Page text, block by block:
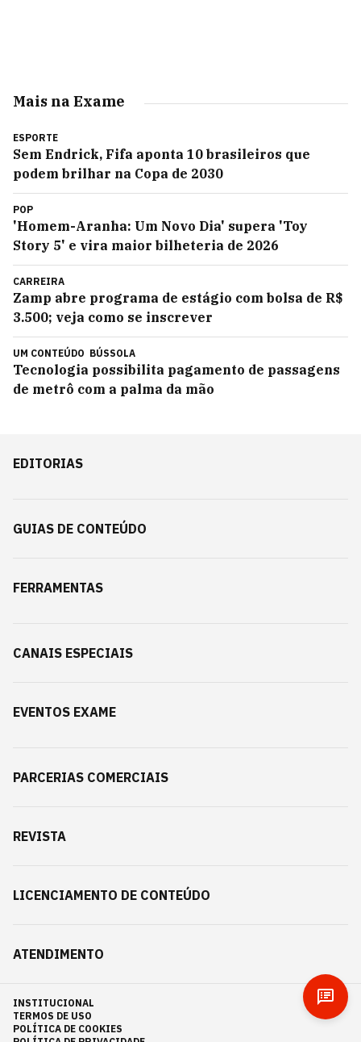
Mais na Exame
ESPORTE
Sem Endrick, Fifa aponta 10 brasileiros que
podem brilhar na Copa de 2030
POP
'Homem-Aranha: Um Novo Dia' supera 'Toy
Story 5' e vira maior bilheteria de 2026
CARREIRA
Zamp abre programa de estágio com bolsa de R$
3.500; veja como se inscrever
UM CONTEÚDO BÚSSOLA
Tecnologia possibilita pagamento de passagens
de metrô com a palma da mão
EDITORIAS
GUIAS DE CONTEÚDO
FERRAMENTAS
CANAIS ESPECIAIS
EVENTOS EXAME
PARCERIAS COMERCIAIS
REVISTA
LICENCIAMENTO DE CONTEÚDO
ATENDIMENTO
INSTITUCIONAL
TERMOS DE USO
POLÍTICA DE COOKIES